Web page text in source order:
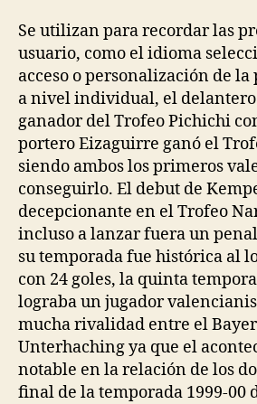
Se utilizan para recordar las
usuario, como el idioma
acceso o personalización de la
a nivel individual, el
ganador del Trofeo Pichichi
portero Eizaguirre ganó el
siendo ambos los primeros
conseguirlo. El debut de
decepcionante en el Trofeo
incluso a lanzar fuera un
su temporada fue histórica al
con 24 goles, la quinta
lograba un jugador
mucha rivalidad entre el
Unterhaching ya que el
notable en la relación de los
final de la temporada 1999-00